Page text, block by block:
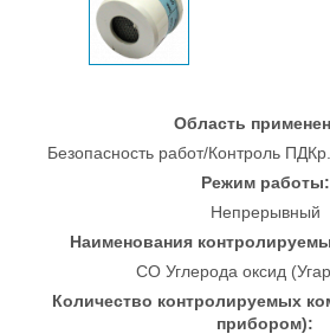
Область
Безопасность работ/Контроль
Режим работы:
Непрерывный
Наименования
CO Углерода оксид
Количество контролируемых
прибором):